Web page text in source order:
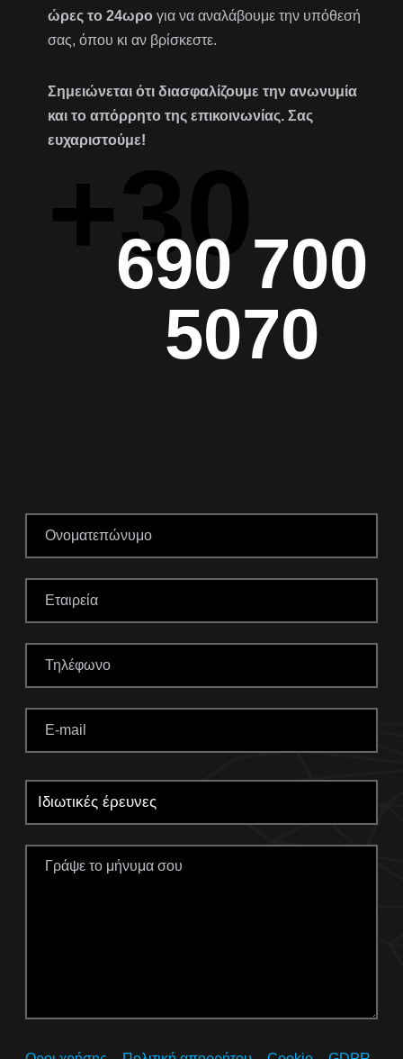
ώρες το 24ωρο για να αναλάβουμε την υπόθεσή
σας, όπου κι αν βρίσκεστε.
Σημειώνεται ότι διασφαλίζουμε την ανωνυμία
και το απόρρητο της επικοινωνίας. Σας
ευχαριστούμε!
+30
690 700
5070